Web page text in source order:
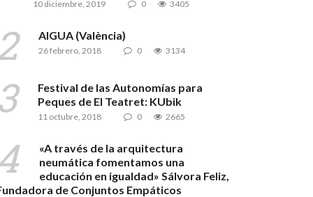
10 diciembre, 2019 0 3405
AIGUA (València)
26 febrero, 2018 0 3134
Festival de las Autonomías para
Peques de El Teatret: KUbik
11 octubre, 2018 0 2665
«A través de la arquitectura
neumática fomentamos una
educación en igualdad» Sálvora Feliz,
de Conjuntos Empáticos